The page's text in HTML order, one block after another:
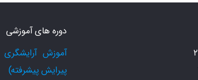
دوره های آموزشی
پیرایش پیشرفته)